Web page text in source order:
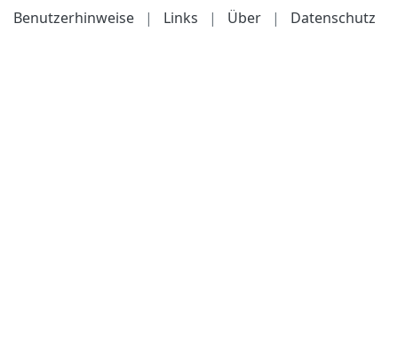
Benutzerhinweise
| Links | Über | Datenschutz